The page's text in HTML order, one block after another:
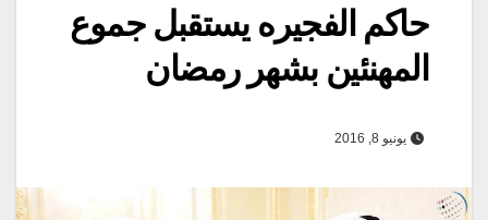
حاكم الفجيره يستقبل جموع
المهنئين بشهر رمضان
يونيو 8, 2016